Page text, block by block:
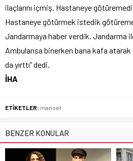
ilaçlarını içmiş. Hastaneye
Hastaneye götürmek istedik
Jandarmaya haber verdik. Jandarma
Ambulansa binerken bana kafa
da yırttı” dedi.
İHA
ETİKETLER: manset
BENZER KONULAR